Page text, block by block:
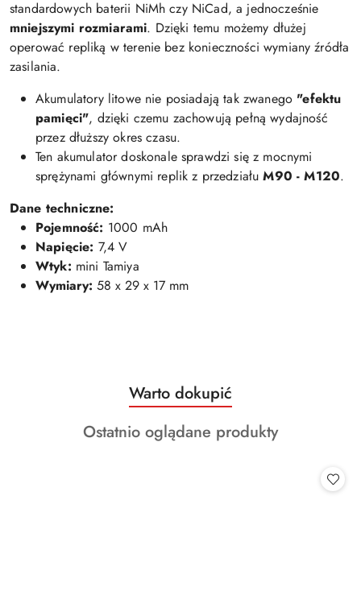
standardowych baterii NiMh czy NiCad, a jednocześnie
mniejszymi rozmiarami. Dzięki temu możemy dłużej
operować repliką w terenie bez konieczności wymiany źródła
zasilania.
Akumulatory litowe nie posiadają tak zwanego "efektu
pamięci", dzięki czemu zachowują pełną wydajność
przez dłuższy okres czasu.
Ten akumulator doskonale sprawdzi się z mocnymi
sprężynami głównymi replik z przedziałuM90 - M120.
Dane techniczne:
Pojemność: 1000 mAh
Napięcie: 7,4 V
Wtyk: mini Tamiya
Wymiary: 58 x 29 x 17 mm
Pomiń karuzelę produktów
Produkty
o
statusie:
Warto dokupić
Produkty
Ostatnio oglądane produkty